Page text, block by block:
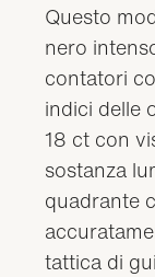
Questo
nero
contatori
indici delle
18 ct con
sostanza
quadrante
tattica di